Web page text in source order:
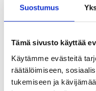
Suostumus
Tämä sivusto käyttää
Käytämme evästeitä
räätälöimiseen,
tukemiseen ja